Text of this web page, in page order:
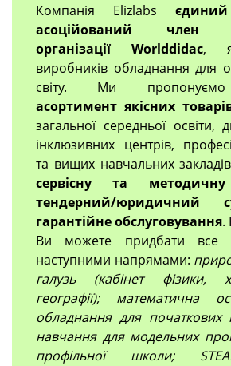
Компанія Elizlabs
асоційований член
організації Worlddidac,
виробників обладнання для
світу. Ми
асортимент якісних
загальної середньої освіти,
інклюзивних центрів,
та вищих навчальних
сервісну та методичну
тендерний/юридичний
гарантійне обслуговування.
Ви можете придбати все
наступними напрямами:
галузь (кабінет фізики,
географії); математична
обладнання для початкових
навчання для модельних
профільної школи;